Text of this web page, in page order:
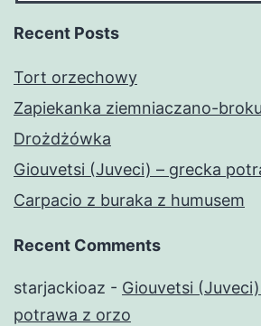
Recent Posts
Tort orzechowy
Zapiekanka ziemniaczano-
Drożdżówka
Giouvetsi (Juveci) – grecka
Carpacio z buraka z humusem
Recent Comments
starjackioaz - Giouvetsi
potrawa z orzo